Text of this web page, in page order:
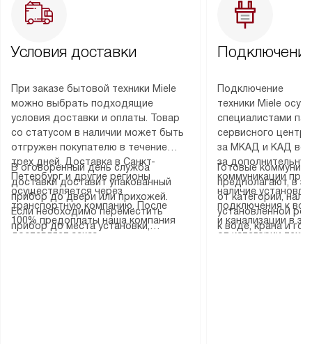
Условия доставки
При заказе бытовой техники Miele
можно выбрать подходящие
условия доставки и оплаты. Товар
со статусом в наличии может быть
отгружен покупателю в течение
трех дней. Доставка в Санкт-
Петербург и другие регионы
осуществляется через
транспортную компанию. После
100% предоплаты наша компания
доставляет заказ
В оговоренный день служба
доставки доставит упакованный
прибор до двери или прихожей.
Если необходимо переместить
прибор до места установки,
Подключение
техники Miele
специалистами
сервисного
за МКАД и КАД
за
коммуникации
наличие
подключения к
и канализации в
от категории
Готовые
предполагают, в
от категории,
установленной
к воде, крана и